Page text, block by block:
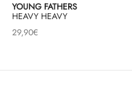
YOUNG FATHERS
HEAVY HEAVY
29,90€